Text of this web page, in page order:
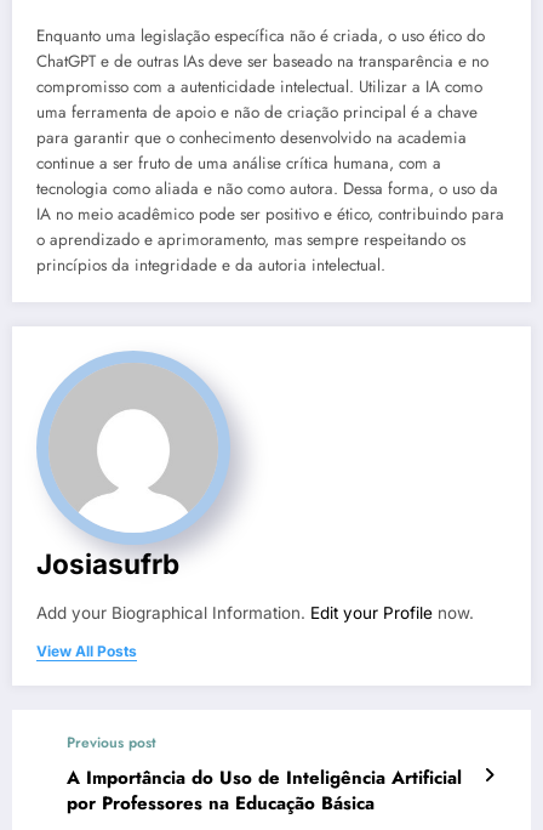
Enquanto uma legislação específica não é criada, o uso ético do
ChatGPT e de outras IAs deve ser baseado na transparência e no
compromisso com a autenticidade intelectual. Utilizar a IA como
uma ferramenta de apoio e não de criação principal é a chave
para garantir que o conhecimento desenvolvido na academia
continue a ser fruto de uma análise crítica humana, com a
tecnologia como aliada e não como autora. Dessa forma, o uso da
IA no meio acadêmico pode ser positivo e ético, contribuindo para
o aprendizado e aprimoramento, mas sempre respeitando os
princípios da integridade e da autoria intelectual.
Josiasufrb
Add your Biographical Information. Edit your Profile now.
View All Posts
Previous post
A Importância do Uso de Inteligência Artificial
por Professores na Educação Básica